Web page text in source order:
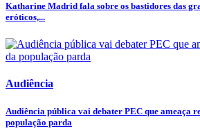
Katharine Madrid fala sobre os bastidores das
eróticos,...
Audiência
Audiência pública vai debater PEC que ameaça
população parda